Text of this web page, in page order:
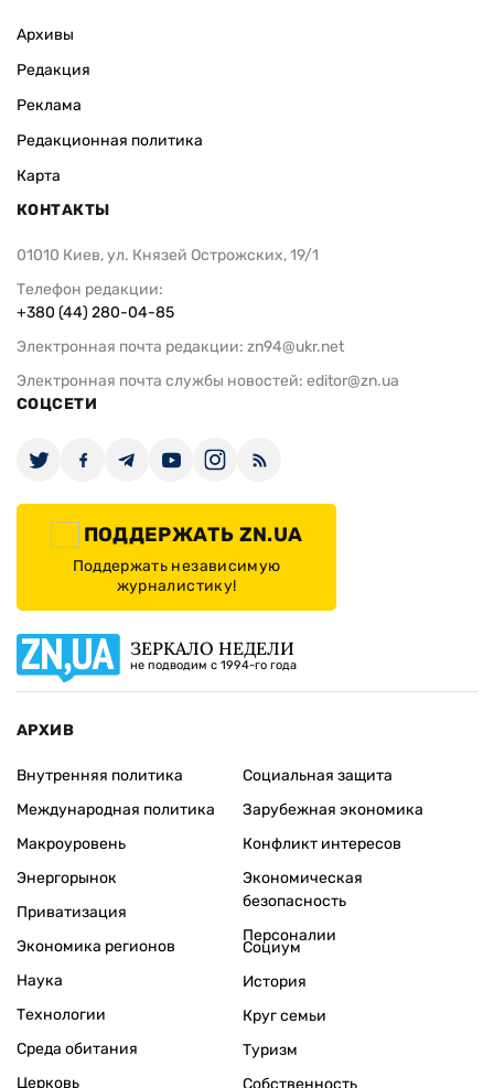
Архивы
Редакция
Реклама
Редакционная политика
Карта
КОНТАКТЫ
01010 Киев, ул. Князей Острожских, 19/1
Телефон редакции:
+380 (44) 280-04-85
Электронная почта редакции: zn94@ukr.net
Электронная почта службы новостей: editor@zn.ua
СОЦСЕТИ
ПОДДЕРЖАТЬ ZN.UA
Поддержать независимую
журналистику!
ЗЕРКАЛО НЕДЕЛИ
не подводим с 1994-го года
АРХИВ
Внутренняя политика
Международная политика
Макроуровень
Энергорынок
Приватизация
Экономика регионов
Социальная защита
Зарубежная экономика
Конфликт интересов
Экономическая
безопасность
Персоналии
Наука
Технологии
Среда обитания
Церковь
Социум
История
Круг семьи
Туризм